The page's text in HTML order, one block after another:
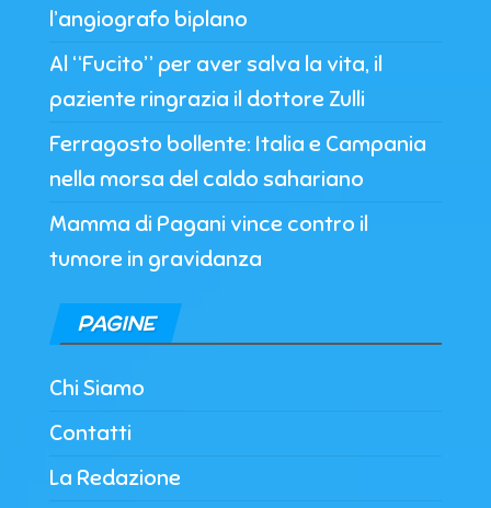
l’angiografo biplano
Al “Fucito” per aver salva la vita, il
paziente ringrazia il dottore Zulli
Ferragosto bollente: Italia e Campania
nella morsa del caldo sahariano
Mamma di Pagani vince contro il
tumore in gravidanza
PAGINE
Chi Siamo
Contatti
La Redazione